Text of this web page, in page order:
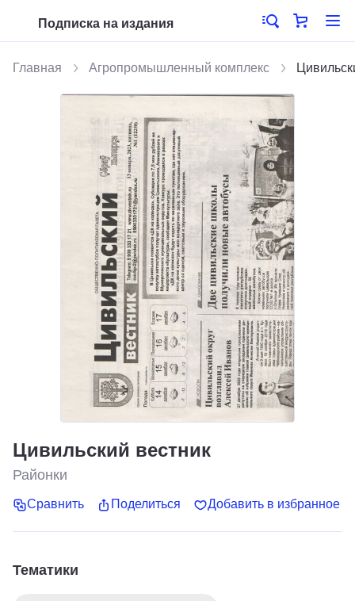
Подписка на издания
Главная Агропромышленный комплекс
Цивильский вестник
Районки
Сравнить Поделиться Добавить в избранное
Тематики